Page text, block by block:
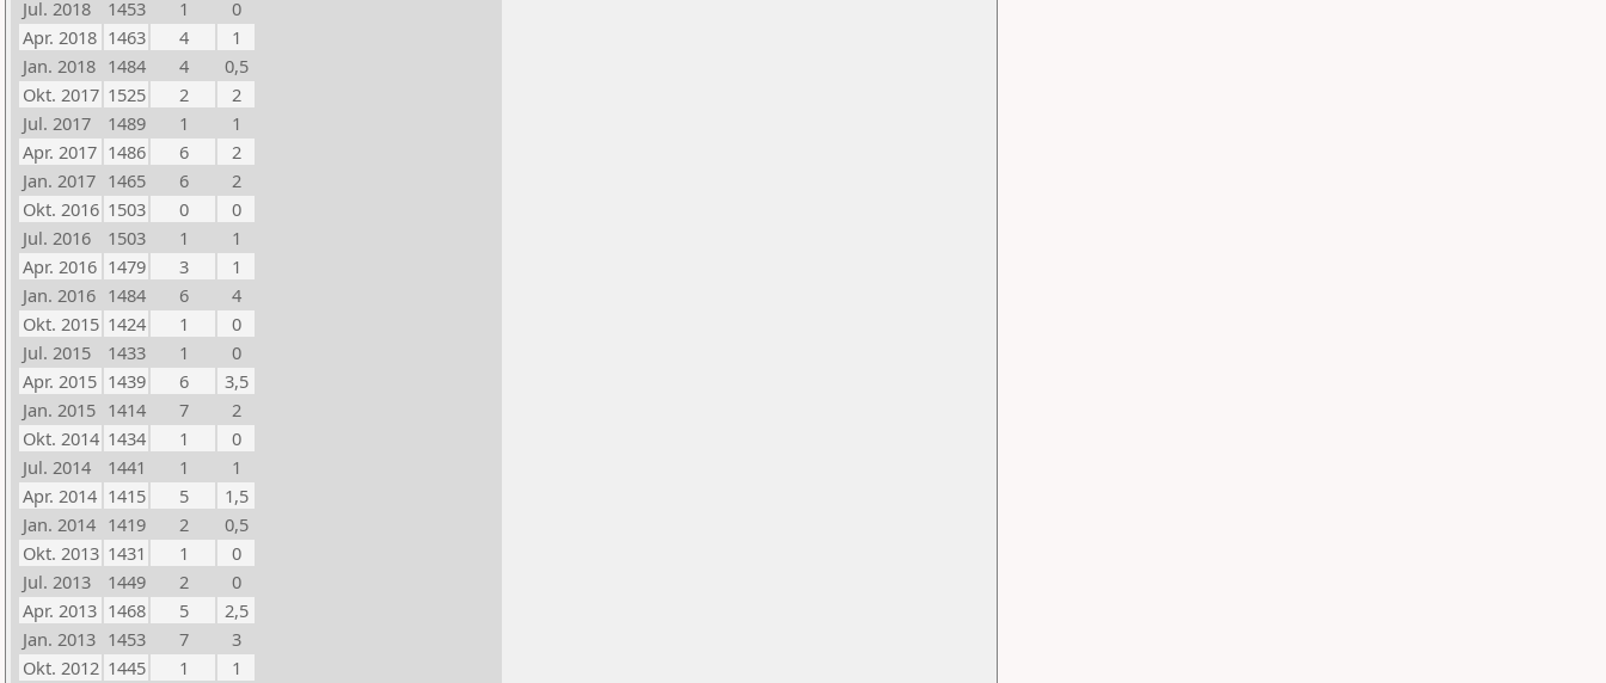
Jul. 2018
1453 1
0
Apr. 2018 1463 4
1
Jan. 2018 1484 4
0,5
Okt. 2017 1525 2
2
Jul. 2017
1489 1
1
Apr. 2017 1486 6
2
Jan. 2017 1465 6
2
Okt. 2016 1503 0
0
Jul. 2016
1503 1
1
Apr. 2016 1479 3
1
Jan. 2016 1484 6
4
Okt. 2015 1424 1
0
Jul. 2015
1433 1
0
Apr. 2015 1439 6
3,5
Jan. 2015 1414 7
2
Okt. 2014 1434 1
0
Jul. 2014
1441 1
1
Apr. 2014 1415 5
1,5
Jan. 2014 1419 2
0,5
Okt. 2013 1431 1
0
Jul. 2013
1449 2
0
Apr. 2013 1468 5
2,5
Jan. 2013 1453 7
3
Okt. 2012 1445 1
1